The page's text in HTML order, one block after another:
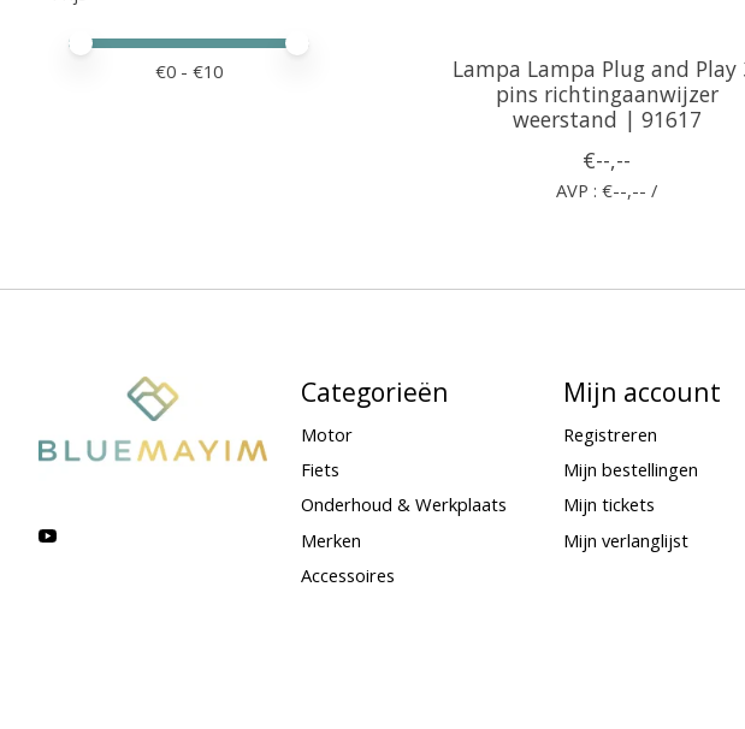
Minimale prijswaarde
Price maximum value
€0 - €10
Lampa Lampa Plug and Play
pins richtingaanwijzer
weerstand | 91617
€--,--
AVP : €--,-- /
Categorieën
Motor
Fiets
Onderhoud & Werkplaats
Merken
Accessoires
Mijn account
Registreren
Mijn bestellingen
Mijn tickets
Mijn verlanglijst